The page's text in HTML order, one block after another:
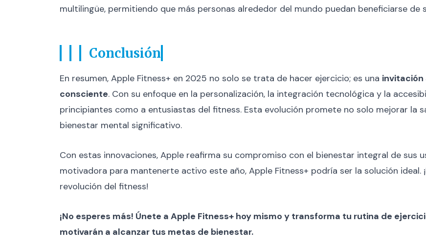
multilingüe, permitiendo que más personas alrededor del mundo puedan beneficiarse de
Conclusión
En resumen, Apple Fitness+ en 2025 no solo se trata de hacer ejercicio; es una invitación
consciente. Con su enfoque en la personalización, la integración tecnológica y la
principiantes como a entusiastas del fitness. Esta evolución promete no solo mejorar la
bienestar mental significativo.
Con estas innovaciones, Apple reafirma su compromiso con el bienestar integral de sus
motivadora para mantenerte activo este año, Apple Fitness+ podría ser la solución ideal.
revolución del fitness!
¡No esperes más! Únete a Apple Fitness+ hoy mismo y transforma tu rutina de
motivarán a alcanzar tus metas de bienestar.